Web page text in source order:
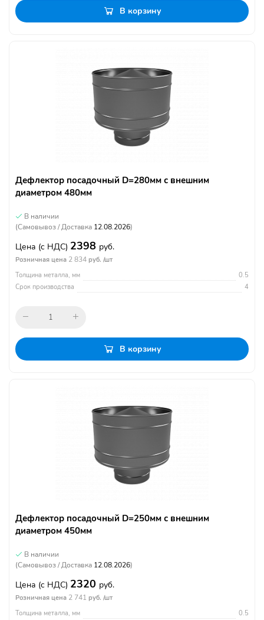
В корзину
Дефлектор посадочный D=280мм с внешним
диаметром 480мм
В наличии
(Самовывоз / Доставка 12.08.2026)
Цена (с НДС) 2398 руб.
Розничная цена 2 834 руб. /шт
Толщина металла, мм
0.5
Срок производства
4
В корзину
Дефлектор посадочный D=250мм с внешним
диаметром 450мм
В наличии
(Самовывоз / Доставка 12.08.2026)
Цена (с НДС) 2320 руб.
Розничная цена 2 741 руб. /шт
Толщина металла, мм
0.5